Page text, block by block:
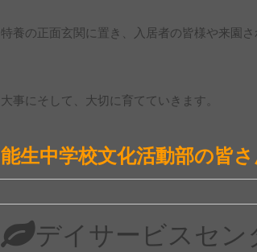
特養の正面玄関に置き、入居者の皆様や来園
大事にそして、大切に育てていきます。
能生中学校文化活動部の皆
デイサービスセ